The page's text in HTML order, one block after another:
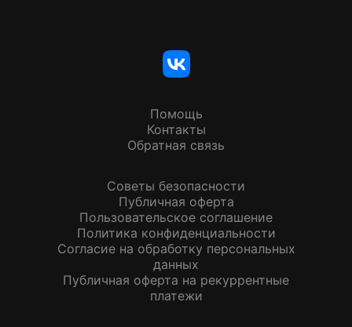
Помощь
Контакты
Обратная связь
Советы безопасности
Публичная оферта
Пользовательское соглашение
Политика конфиденциальности
Согласие на обработку персональных
данных
Публичная оферта на рекуррентные
платежи